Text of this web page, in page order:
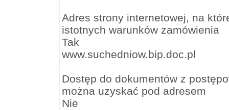
Adres strony internetowej, na
istotnych warunków zamówienia
Tak
www.suchedniow.bip.doc.pl
Dostęp do dokumentów z
można uzyskać pod adresem
Nie